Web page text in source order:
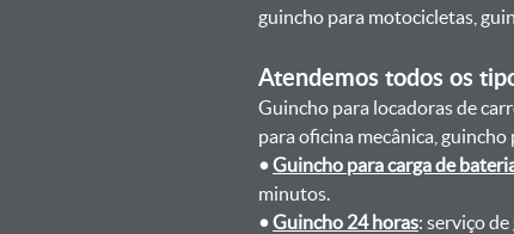
guincho para motocicletas,
Atendemos todos os
Guincho para locadoras de
para oficina mecânica,
•Guincho para carga de
minutos.
•Guincho 24 horas: serviço